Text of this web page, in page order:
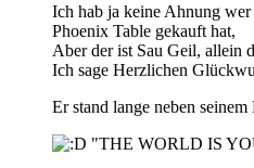
Ich hab ja keine Ahnung wer
Phoenix Table gekauft hat,
Aber der ist Sau Geil, allein
Ich sage Herzlichen
Er stand lange neben
"THE WORLD IS